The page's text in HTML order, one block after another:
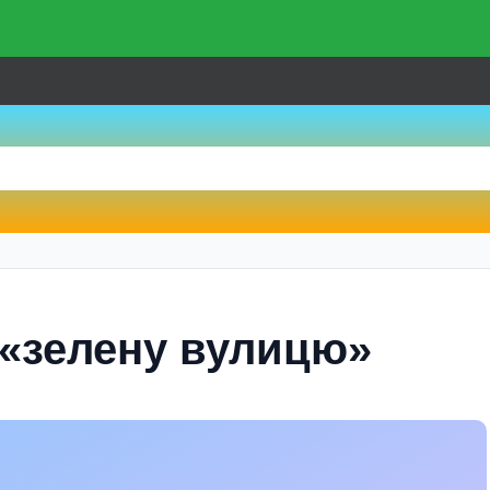
вулицю»